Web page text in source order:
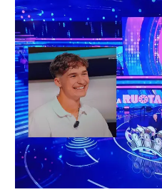
ULTIME NOTIZIE